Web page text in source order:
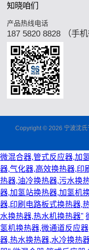
知晓咱们
产品热线电话
187 5820 8828 （手机
Copyright © 2026 宁波沈氏
微混合器,管式反应器,加
器,气化器,高效换热器,印
热器,油冷换热器,污水换
器,加氢站换热器,加氢机
器,印刷电路板式换热器,
水换热器,热水机换热器"
氢机换热器,微通道反应
器,热水换热器,水冷换热